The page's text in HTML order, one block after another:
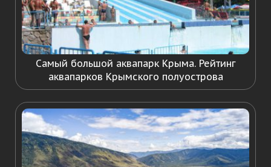
Самый большой аквапарк Крыма. Рейтинг
аквапарков Крымского полуострова